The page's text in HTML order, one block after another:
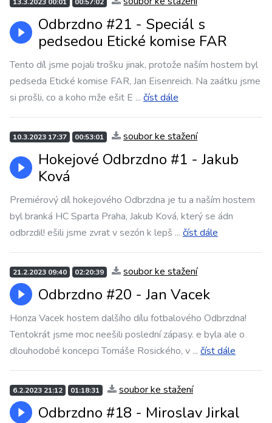
Odbrzdno #21 - Speciál s
pedsedou Etické komise FAR
Tento díl jsme pojali trošku jinak, protože naším hostem byl
pedseda Etické komise FAR, Jan Eisenreich. Na zaátku jsme
si prošli, co a koho mže ešit E ... číst dále
10.3.2023 17:37 00:53:01 soubor ke stažení
Hokejové Odbrzdno #1 - Jakub
Ková
Premiérový díl hokejového Odbrzdna je tu a naším hostem
byl branká HC Sparta Praha, Jakub Ková, který se ádn
odbrzdil! ešili jsme zvrat v sezón k lepš ... číst dále
21.2.2023 09:40 02:20:39 soubor ke stažení
Odbrzdno #20 - Jan Vacek
Honza Vacek hostem dalšího dílu fotbalového Odbrzdna!
Tentokrát jsme moc neešili poslední zápasy. e byla ale o
dlouhodobé koncepci Tomáše Rosického, v ... číst dále
6.2.2023 21:12 01:18:31 soubor ke stažení
Odbrzdno #18 - Miroslav Jirkal